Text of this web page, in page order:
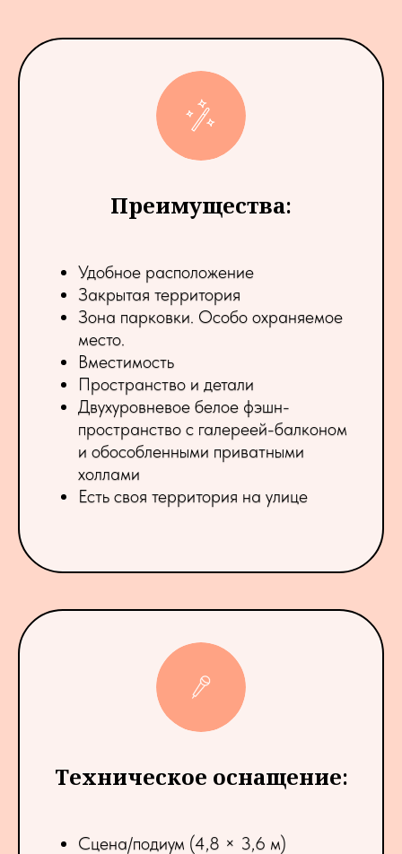
Преимущества:
Удобное расположение
Закрытая территория
Зона парковки. Особо охраняемое
место.
Вместимость
Пространство и детали
Двухуровневое белое фэшн-
пространство с галереей-балконом
и обособленными приватными
холлами
Есть своя территория на улице
Техническое оснащение:
Сцена/подиум (4,8 × 3,6 м)